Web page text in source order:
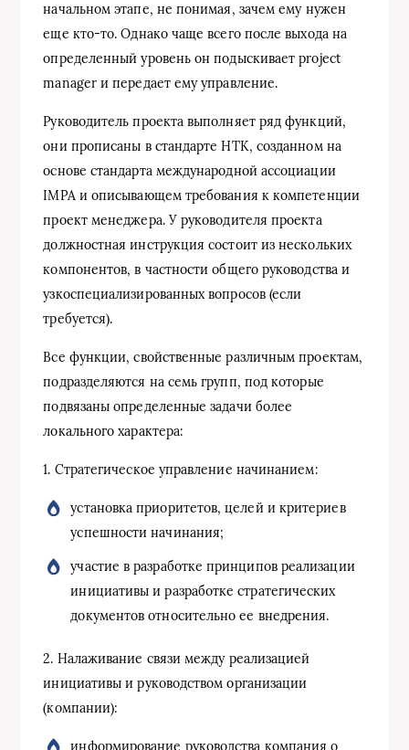
начальном этапе, не понимая, зачем ему нужен
еще кто-то. Однако чаще всего после выхода на
определенный уровень он подыскивает project
manager и передает ему управление.
Руководитель проекта выполняет ряд функций,
они прописаны в стандарте НТК, созданном на
основе стандарта международной ассоциации
IMPA и описывающем требования к компетенции
проект менеджера. У руководителя проекта
должностная инструкция состоит из нескольких
компонентов, в частности общего руководства и
узкоспециализированных вопросов (если
требуется).
Все функции, свойственные различным проектам,
подразделяются на семь групп, под которые
подвязаны определенные задачи более
локального характера:
1. Стратегическое управление начинанием:
установка приоритетов, целей и критериев
успешности начинания;
участие в разработке принципов реализации
инициативы и разработке стратегических
документов относительно ее внедрения.
2. Налаживание связи между реализацией
инициативы и руководством организации
(компании):
информирование руководства компания о